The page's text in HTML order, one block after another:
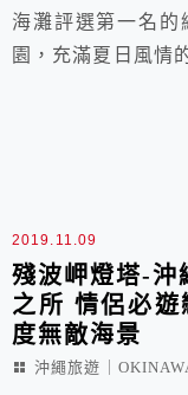
海灘評選第一名的
園，充滿夏日風情
2019.11.09
殘波岬燈塔-沖
之所 情侶必遊
度無敵海景
沖繩旅遊｜